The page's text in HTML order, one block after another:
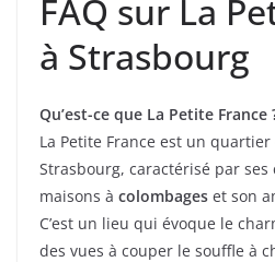
FAQ sur La
à Strasbourg
Qu’est-ce que La Petite France
La Petite France est un
Strasbourg, caractérisé par ses
maisons à colombages et son
C’est un lieu qui évoque le
des vues à couper le souffle à